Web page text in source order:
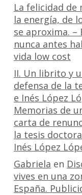
La felicidad de
la energía, de
se aproxima.
nunca antes
vida low cost
II. Un librito y
defensa de la
e Inés López
Memorias de
carta de
la tesis
Inés López
Gabriela en
vives en una
España.